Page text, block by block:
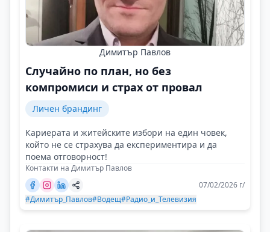
Димитър Павлов
Случайно по план, но без
компромиси и страх от провал
Личен брандинг
Кариерата и житейските избори на един човек,
който не се страхува да експериментира и да
поема отговорност!
Контакти на Димитър Павлов
07/02/2026 г/
#Димитър_Павлов#Водещ#Радио_и_Телевизия